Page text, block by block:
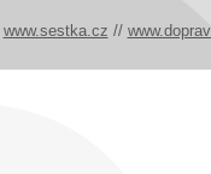
www.sestka.cz //